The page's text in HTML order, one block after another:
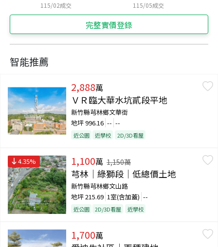
115/02成交 115/05成交
完整實價登錄
智能推薦
2,888萬
ＶＲ臨大華水坑貳段平地
新竹縣芎林鄉文華街
地坪996.16 -- --
近公園 近學校 2D/3D看屋
4.35% 1,100萬 1,150萬
芎林｜綠獅段｜低總價土地
新竹縣芎林鄉文山路
地坪215.69 1室(含加蓋) --
近公園 2D/3D看屋 近學校
1,700萬